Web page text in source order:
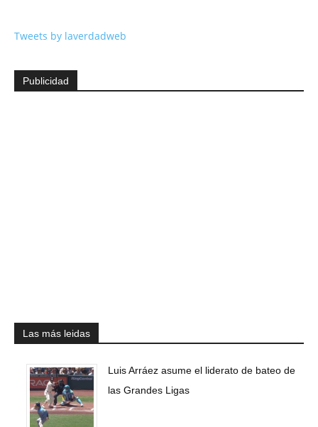
Tweets by laverdadweb
Publicidad
Las más leidas
Luis Arráez asume el liderato de bateo de
las Grandes Ligas